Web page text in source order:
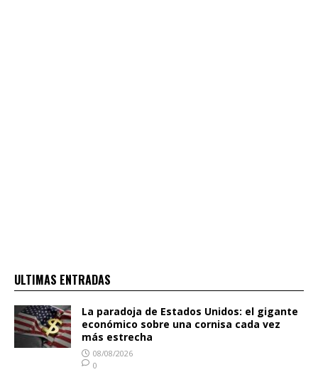
ULTIMAS ENTRADAS
La paradoja de Estados Unidos: el gigante
económico sobre una cornisa cada vez
más estrecha
08/08/2026
0